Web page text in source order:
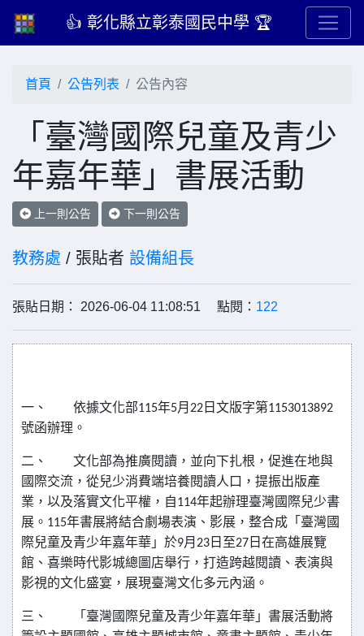
👍 彰化縣立彰泰國民中學 🏆
首頁 公告列表 公告內容
「臺灣國際兒童及青少
年嘉年華」書展活動
上一則公告 下一則公告
教務處 / 張貼者 設備組長
張貼日期： 2026-06-04 11:08:51 點閱： 122
一、 依據文化部115年5月 22 日文版字第1153013892
號函辦理。
二、
文化部為推廣閱讀，並向下扎根，促進在地與
國際交流，從兒少消費端培養閱讀人口，提振出版產
業，以及落實文化平權，自114年起辦理臺灣國際兒少書
展。 115年書展將結合劇場表演、影展，整合成「臺灣國
際兒童及青少年嘉年華」於9月 23 日至27 日在高雄展覽
館、喜樂時代影城總圖店舉行，打造跨越閱讀、表演與
影視的文化盛宴，展現臺灣文化多元內涵。
三、
「臺灣國際兒童及青少年嘉年華」書展活動將